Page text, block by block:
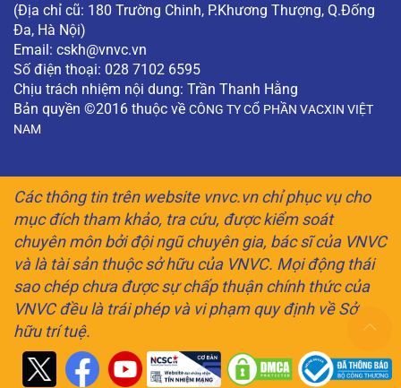
(Địa chỉ cũ: 180 Trường Chinh, P.Khương Thượng, Q.Đống
Đa, Hà Nội)
Email: cskh@vnvc.vn
Số điện thoại: 028 7102 6595
Chịu trách nhiệm nội dung: Trần Thanh Hằng
Bản quyền ©2016 thuộc về CÔNG TY CỔ PHẦN VACXIN VIỆT
NAM
Các thông tin trên website vnvc.vn chỉ phục vụ cho
mục đích tham khảo, tra cứu, được kiểm soát
chuyên môn bởi đội ngũ chuyên gia, bác sĩ của VNVC
và là tài sản thuộc sở hữu của VNVC. Mọi động thái
sao chép chưa được sự chấp thuận chính thức của
VNVC đều là trái phép và vi phạm quy định về Sở
hữu trí tuệ.